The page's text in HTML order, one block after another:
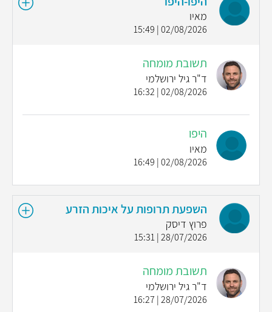
מאיו
02/08/2026 | 15:49
תשובת מומחה
ד"ר גיל ירושלמי
02/08/2026 | 16:32
היפו
מאיו
02/08/2026 | 16:49
השפעת תרופות על איכות הזרע
פרוץ דיסק
28/07/2026 | 15:31
תשובת מומחה
ד"ר גיל ירושלמי
28/07/2026 | 16:27